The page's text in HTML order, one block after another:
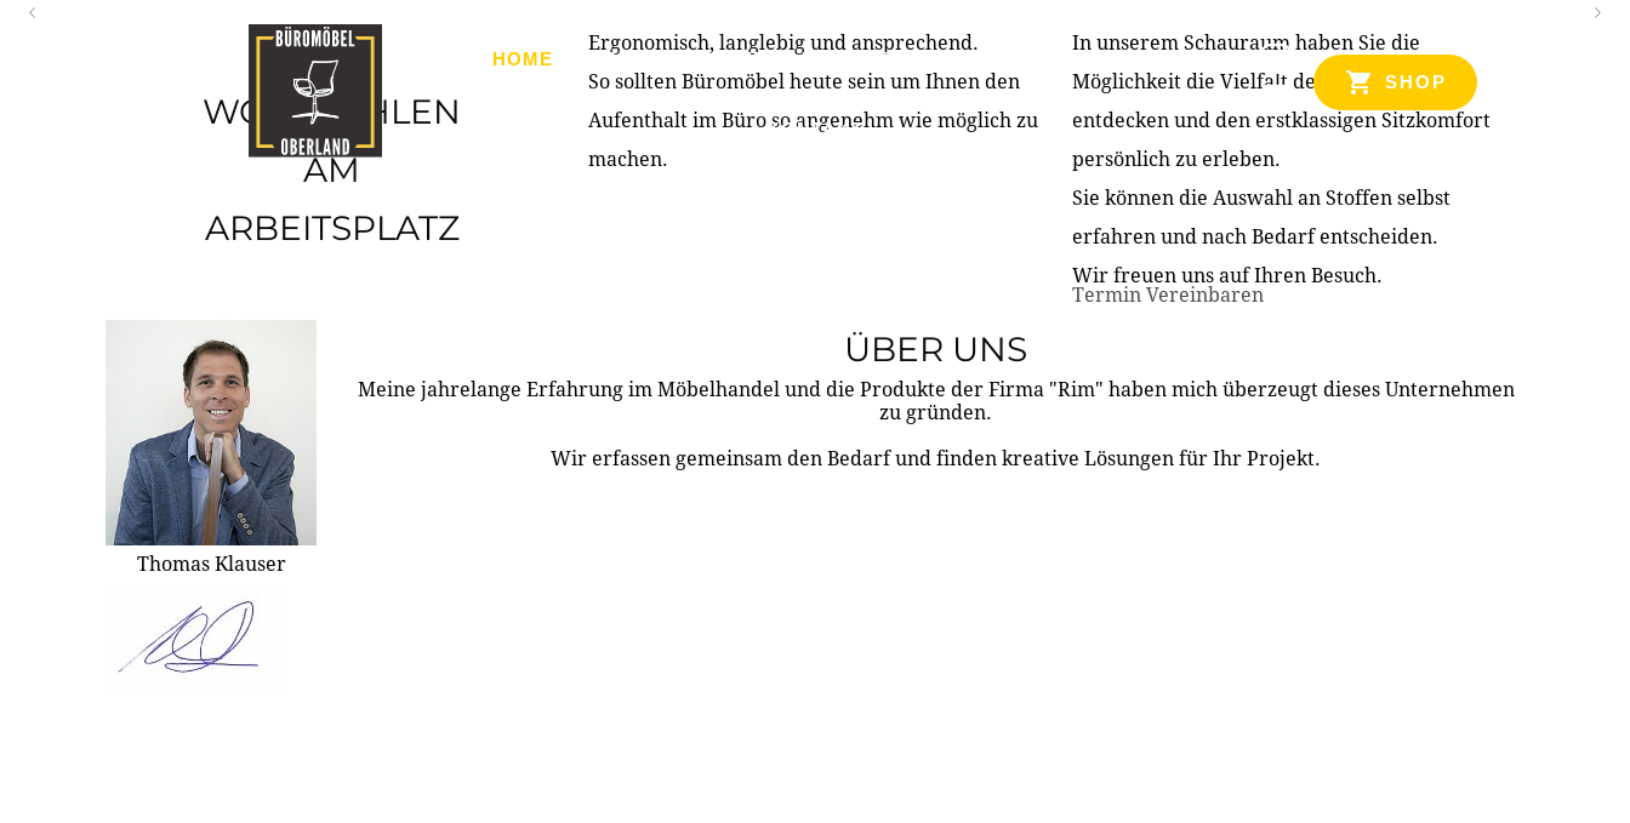
HOME PRODUKTE ÜBER UNS PARTNER & REFERENZEN
KONTAKT
SHOP
WOHLFÜHLEN
AM
ARBEITSPLATZ
Ergonomisch, langlebig und ansprechend.
So sollten Büromöbel heute sein um Ihnen den
Aufenthalt im Büro so angenehm wie möglich zu
machen.
In unserem Schauraum haben Sie die
Möglichkeit die Vielfalt der Produkte zu
entdecken und den erstklassigen Sitzkomfort
persönlich zu erleben.
Sie können die Auswahl an Stoffen selbst
erfahren und nach Bedarf entscheiden.
Wir freuen uns auf Ihren Besuch.
Termin Vereinbaren
Thomas Klauser
ÜBER UNS
Meine jahrelange Erfahrung im Möbelhandel und die Produkte der Firma "Rim" haben mich überzeugt dieses Unternehmen
zu gründen.
Wir erfassen gemeinsam den Bedarf und finden kreative Lösungen für Ihr Projekt.